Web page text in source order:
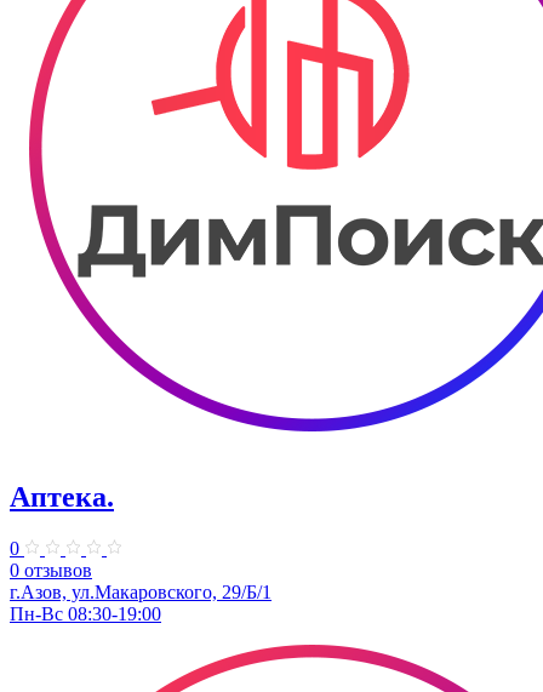
Аптека.
0
0 отзывов
г.Азов, ул.Макаровского, 29/Б/1
Пн-Вс 08:30-19:00